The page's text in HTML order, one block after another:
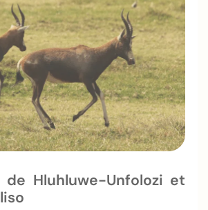
de Hluhluwe-Unfolozi et